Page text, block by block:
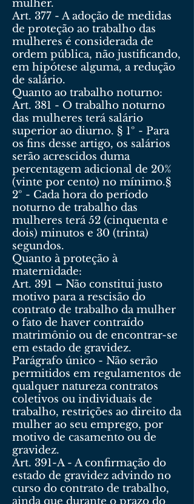
mulher.
Art. 377 - A adoção de medidas
de proteção ao trabalho das
mulheres é considerada de
ordem pública, não justificando,
em hipótese alguma, a redução
de salário.
Quanto ao trabalho noturno:
Art. 381 - O trabalho noturno
das mulheres terá salário
superior ao diurno. § 1º - Para
os fins desse artigo, os salários
serão acrescidos duma
percentagem adicional de 20%
(vinte por cento) no mínimo.§
2º - Cada hora do período
noturno de trabalho das
mulheres terá 52 (cinquenta e
dois) minutos e 30 (trinta)
segundos.
Quanto à proteção à
maternidade:
Art. 391 – Não constitui justo
motivo para a rescisão do
contrato de trabalho da mulher
o fato de haver contraído
matrimônio ou de encontrar-se
em estado de gravidez.
Parágrafo único - Não serão
permitidos em regulamentos de
qualquer natureza contratos
coletivos ou individuais de
trabalho, restrições ao direito da
mulher ao seu emprego, por
motivo de casamento ou de
gravidez.
Art. 391-A - A confirmação do
estado de gravidez advindo no
curso do contrato de trabalho,
ainda que durante o prazo do